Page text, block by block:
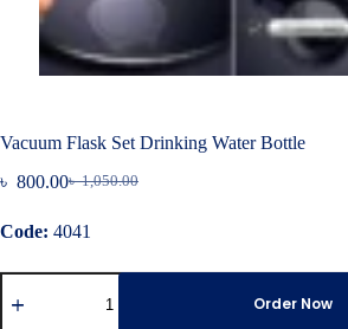
Vacuum Flask Set Drinking Water Bottle
৳1,050.00
Original
was:
৳ 800.00Current
is:
Code: 4041
Vacuum
Flask
Order Now